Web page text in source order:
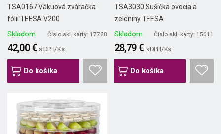
TSA0167 Vákuová zváračka
fólií TEESA V200
Skladom Číslo skl. karty: 17728
42,00 € s DPH/ Ks
Do košíka
TSA3030 Sušička ovocia a
zeleniny TEESA
Skladom Číslo skl. karty: 15611
28,79 € s DPH/ Ks
Do košíka